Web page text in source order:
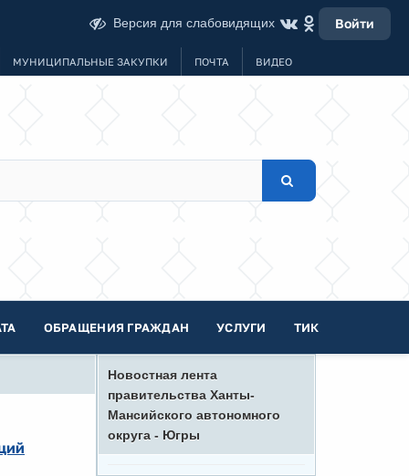
Версия для слабовидящих Войти
МУНИЦИПАЛЬНЫЕ ЗАКУПКИ ПОЧТА ВИДЕО
ОБРАЩЕНИЯ ГРАЖДАН УСЛУГИ ТИК
Новостная лента
правительства Ханты-
Мансийского автономного
округа - Югры